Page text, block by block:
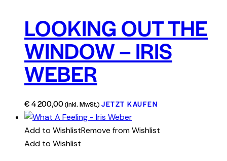
LOOKING OUT THE
WINDOW – IRIS
WEBER
€4 200,00(inkl. MwSt.) JETZT KAUFEN
Add to WishlistRemove from Wishlist
Add to Wishlist